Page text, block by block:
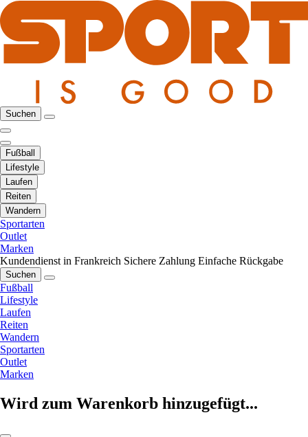
Suchen
Fußball
Lifestyle
Laufen
Reiten
Wandern
Sportarten
Outlet
Marken
Kundendienst in Frankreich Sichere Zahlung Einfache Rückgabe
Suchen
Fußball
Lifestyle
Laufen
Reiten
Wandern
Sportarten
Outlet
Marken
Wird zum Warenkorb hinzugefügt...